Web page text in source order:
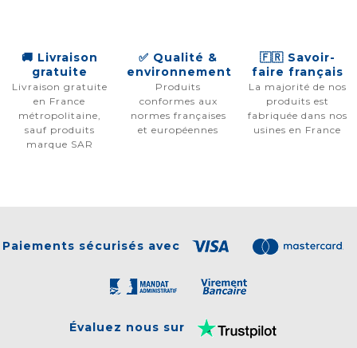
🚚 Livraison
gratuite
Livraison gratuite
en France
métropolitaine,
sauf produits
marque SAR
✅ Qualité &
environnement
Produits
conformes aux
normes françaises
et européennes
🇫🇷 Savoir-
faire français
La majorité de nos
produits est
fabriquée dans nos
usines en France
Paiements sécurisés avec
Évaluez nous sur